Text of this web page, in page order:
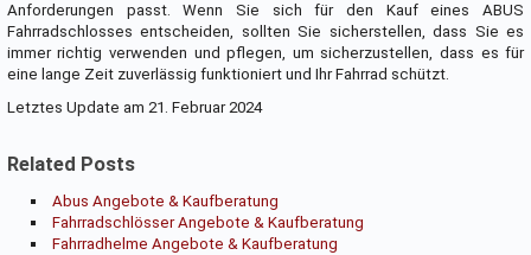
Anforderungen passt. Wenn Sie sich für den Kauf eines ABUS
Fahrradschlosses entscheiden, sollten Sie sicherstellen, dass Sie es
immer richtig verwenden und pflegen, um sicherzustellen, dass es für
eine lange Zeit zuverlässig funktioniert und Ihr Fahrrad schützt.
Letztes Update am 21. Februar 2024
Related Posts
Abus Angebote & Kaufberatung
Fahrradschlösser Angebote & Kaufberatung
Fahrradhelme Angebote & Kaufberatung